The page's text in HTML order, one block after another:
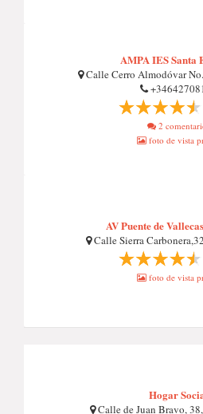
AMPA IES Santa
Calle Cerro Almodóvar
2
foto de vista
AV Puente de
Calle Sierra
foto de vista
Hogar
Calle de Juan Bravo,